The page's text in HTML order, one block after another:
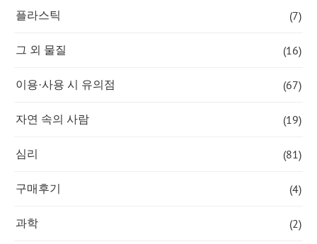
플라스틱 (7)
그 외 물질 (16)
이용·사용 시 유의점 (67)
자연 속의 사람 (19)
심리 (81)
구매후기 (4)
과학 (2)